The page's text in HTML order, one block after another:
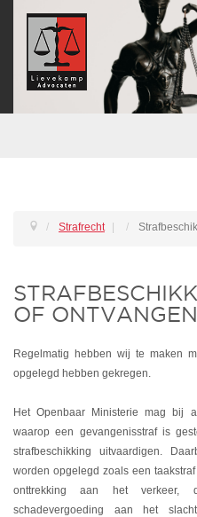
Strafrecht
OF
Regelmatig hebben wij te maken
opgelegd hebben gekregen.
Het Openbaar Ministerie mag bij
waarop een gevangenisstraf is
strafbeschikking uitvaardigen.
worden opgelegd zoals een
onttrekking aan het verkeer,
schadevergoeding aan het